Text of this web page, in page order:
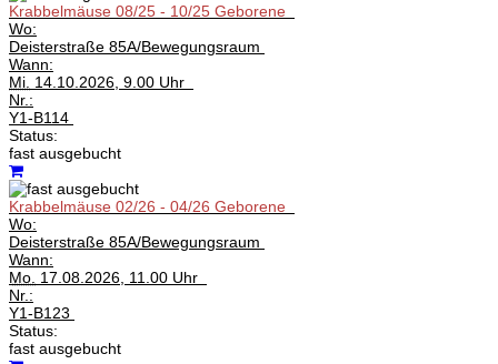
Krabbelmäuse 08/25 - 10/25 Geborene
Wo:
Deisterstraße 85A/Bewegungsraum
Wann:
Mi. 14.10.2026, 9.00 Uhr
Nr.:
Y1-B114
Status:
fast ausgebucht
Krabbelmäuse 02/26 - 04/26 Geborene
Wo:
Deisterstraße 85A/Bewegungsraum
Wann:
Mo. 17.08.2026, 11.00 Uhr
Nr.:
Y1-B123
Status:
fast ausgebucht